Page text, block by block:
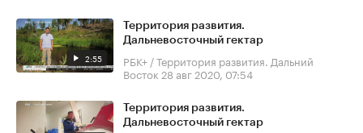
2:55
Территория развития.
Дальневосточный гектар
РБК+ / Территория развития. Дальний
Восток 28 авг 2020, 07:54
Территория развития.
Дальневосточный гектар